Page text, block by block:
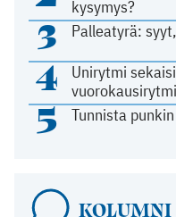
kysymys?
3 Palleatyrä:
4
Unirytmi
5 Tunnista
KOLUMNI